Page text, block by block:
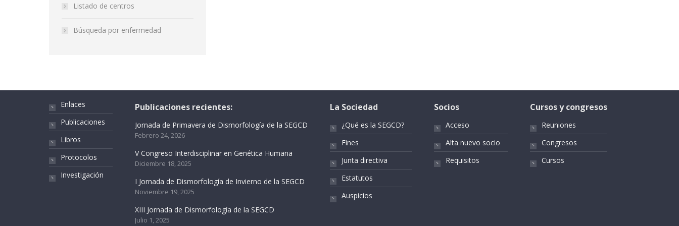
Listado de centros
Búsqueda por enfermedad
Enlaces
Publicaciones
Libros
Protocolos
Investigación
Publicaciones recientes:
Jornada de Primavera de Dismorfología de la SEGCD
Febrero 24, 2026
V Congreso Interdisciplinar en Genética Humana
Diciembre 18, 2025
I Jornada de Dismorfología de Invierno de la SEGCD
Noviembre 19, 2025
XIII Jornada de Dismorfología de la SEGCD
Julio 1, 2025
La Sociedad
¿Qué es la SEGCD?
Fines
Junta directiva
Estatutos
Auspicios
Socios
Acceso
Alta nuevo socio
Requisitos
Cursos y congresos
Reuniones
Congresos
Cursos